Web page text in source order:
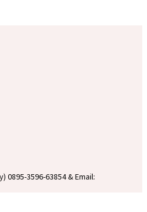
0895-3596-63854 & Email: